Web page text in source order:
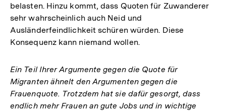
belasten. Hinzu kommt, dass Quoten für Zuwanderer
sehr wahrscheinlich auch Neid und
Ausländerfeindlichkeit schüren würden. Diese
Konsequenz kann niemand wollen.
Ein Teil Ihrer Argumente gegen die Quote für
Migranten ähnelt den Argumenten gegen die
Frauenquote. Trotzdem hat sie dafür gesorgt, dass
endlich mehr Frauen an gute Jobs und in wichtige